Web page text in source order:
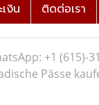
งิน ติดต่อเรา
+1 (615)-
Pässe